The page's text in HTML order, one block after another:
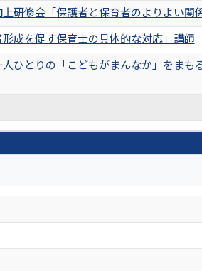
研修会「保護者と保育者のよりよい関
成を促す保育士の具体的な対応」講師
ひとりの「こどもがまんなか」をま